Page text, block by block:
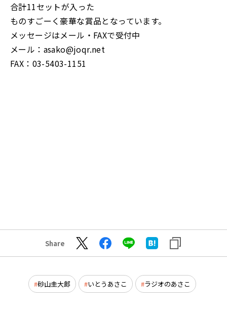
合計11セットが入った
ものすごーく豪華な賞品となっています。
メッセージはメール・FAXで受付中
メール：asako@joqr.net
FAX：03-5403-1151
Share
砂山圭大郎 いとうあさこ ラジオのあさこ